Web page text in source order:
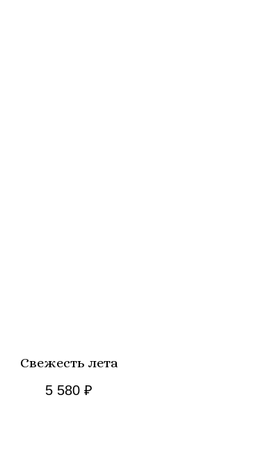
Свежесть лета
5 580 ₽